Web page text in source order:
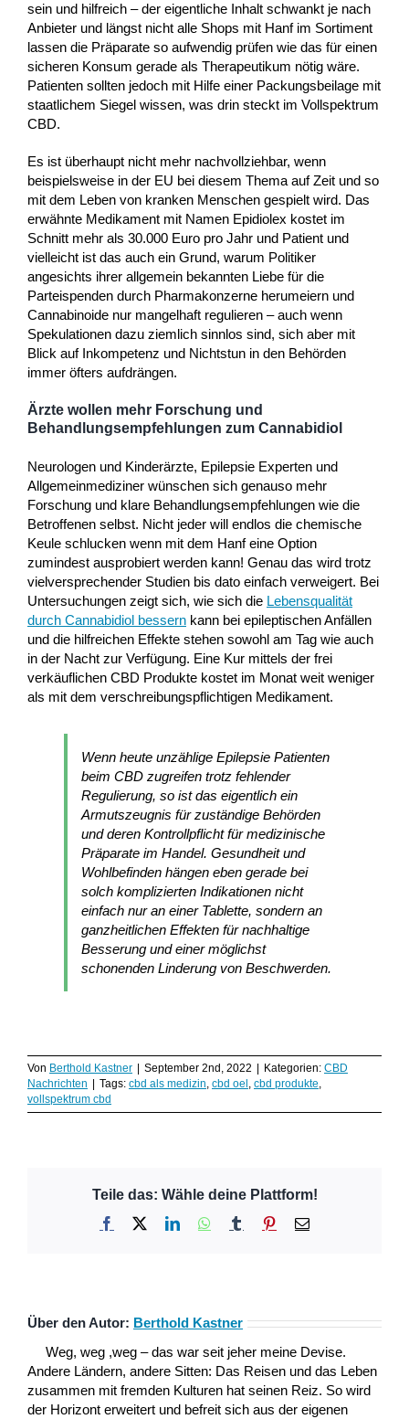
sein und hilfreich – der eigentliche Inhalt schwankt je nach
Anbieter und längst nicht alle Shops mit Hanf im Sortiment
lassen die Präparate so aufwendig prüfen wie das für einen
sicheren Konsum gerade als Therapeutikum nötig wäre.
Patienten sollten jedoch mit Hilfe einer Packungsbeilage mit
staatlichem Siegel wissen, was drin steckt im Vollspektrum
CBD.
Es ist überhaupt nicht mehr nachvollziehbar, wenn
beispielsweise in der EU bei diesem Thema auf Zeit und so
mit dem Leben von kranken Menschen gespielt wird. Das
erwähnte Medikament mit Namen Epidiolex kostet im
Schnitt mehr als 30.000 Euro pro Jahr und Patient und
vielleicht ist das auch ein Grund, warum Politiker
angesichts ihrer allgemein bekannten Liebe für die
Parteispenden durch Pharmakonzerne herumeiern und
Cannabinoide nur mangelhaft regulieren – auch wenn
Spekulationen dazu ziemlich sinnlos sind, sich aber mit
Blick auf Inkompetenz und Nichtstun in den Behörden
immer öfters aufdrängen.
Ärzte wollen mehr Forschung und
Behandlungsempfehlungen zum Cannabidiol
Neurologen und Kinderärzte, Epilepsie Experten und
Allgemeinmediziner wünschen sich genauso mehr
Forschung und klare Behandlungsempfehlungen wie die
Betroffenen selbst. Nicht jeder will endlos die chemische
Keule schlucken wenn mit dem Hanf eine Option
zumindest ausprobiert werden kann! Genau das wird trotz
vielversprechender Studien bis dato einfach verweigert. Bei
Untersuchungen zeigt sich, wie sich die Lebensqualität
durch Cannabidiol bessernkann bei epileptischen Anfällen
und die hilfreichen Effekte stehen sowohl am Tag wie auch
in der Nacht zur Verfügung. Eine Kur mittels der frei
verkäuflichen CBD Produkte kostet im Monat weit weniger
als mit dem verschreibungspflichtigen Medikament.
Wenn heute unzählige Epilepsie Patienten
beim CBD zugreifen trotz fehlender
Regulierung, so ist das eigentlich ein
Armutszeugnis für zuständige Behörden
und deren Kontrollpflicht für medizinische
Präparate im Handel. Gesundheit und
Wohlbefinden hängen eben gerade bei
solch komplizierten Indikationen nicht
einfach nur an einer Tablette, sondern an
ganzheitlichen Effekten für nachhaltige
Besserung und einer möglichst
schonenden Linderung von Beschwerden.
Von Berthold Kastner September 2nd, 2022 Kategorien: CBD
Nachrichten
Tags: cbd als medizin, cbd oel , cbd produkte,
vollspektrum cbd
Teile das: Wähle deine Plattform!
Facebook LinkedInWhatsApp
Tumblr Pinterest
E-
Über den Autor: Berthold Kastner
Weg, weg ,weg – das war seit jeher meine Devise.
Andere Ländern, andere Sitten: Das Reisen und das Leben
zusammen mit fremden Kulturen hat seinen Reiz. So wird
der Horizont erweitert und befreit sich aus der eigenen